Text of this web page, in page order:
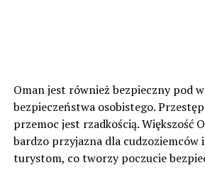
Oman jest również bezpieczny pod
bezpieczeństwa osobistego.
przemoc jest rzadkością. Większość
bardzo przyjazna dla cudzoziemców
turystom, co tworzy poczucie